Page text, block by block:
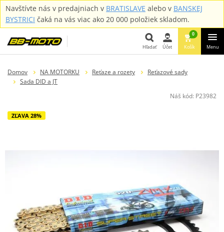
Navštívte nás v predajniach v BRATISLAVE alebo v BANSKEJ
BYSTRICI čaká na vás viac ako 20 000 položiek skladom.
Hľadať
Hľadať Účet
0
Košík Menu
Domov NA MOTORKU Reťaze a rozety
Reťazové sady
Sada DID a JT
Náš kód: P23982
ZĽAVA 28%